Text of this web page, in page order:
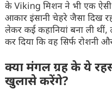
के Viking मिशन ने भी एक ऐसी
आकार इंसानी चेहरे जैसा दिख
लेकर कई कहानियां बना ली थीं,
कर दिया कि वह सिर्फ रोशनी
क्या मंगल ग्रह के ये
खुलासे करेंगे?